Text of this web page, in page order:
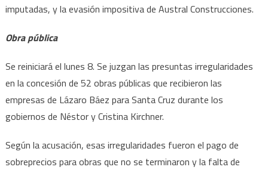
imputadas, y la evasión impositiva de Austral Construcciones.
Obra pública
Se reiniciará el lunes 8. Se juzgan las presuntas irregularidades
en la concesión de 52 obras públicas que recibieron las
empresas de Lázaro Báez para Santa Cruz durante los
gobiernos de Néstor y Cristina Kirchner.
Según la acusación, esas irregularidades fueron el pago de
sobreprecios para obras que no se terminaron y la falta de